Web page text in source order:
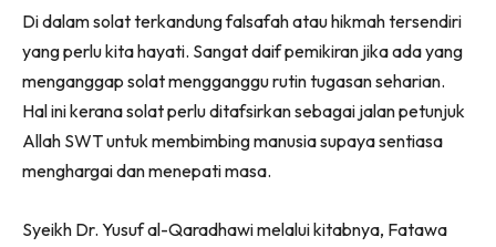
(Twitter)
Di dalam solat terkandung falsafah atau hikmah tersendiri
yang perlu kita hayati. Sangat daif pemikiran jika ada yang
menganggap solat mengganggu rutin tugasan seharian.
Hal ini kerana solat perlu ditafsirkan sebagai jalan petunjuk
Allah SWT untuk membimbing manusia supaya sentiasa
menghargai dan menepati masa.
Syeikh Dr. Yusuf al-Qaradhawi melalui kitabnya, Fatawa